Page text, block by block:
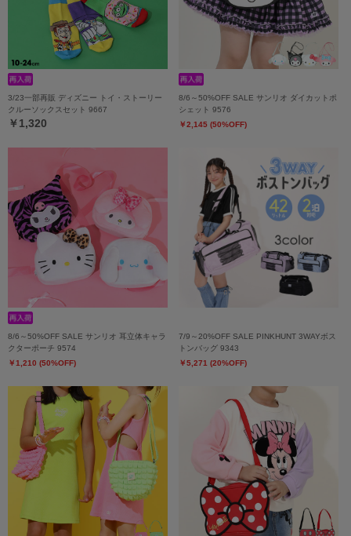
3/23一部再販 ディズニー トイ・ストーリー
クルーソックスセット 9667
￥1,320
8/6～50%OFF SALE サンリオ ダイカットポ
シェット 9576
￥2,145 (50%OFF)
8/6～50%OFF SALE サンリオ 耳立体キャラ
クターポーチ 9574
￥1,210 (50%OFF)
7/9～20%OFF SALE PINKHUNT 3WAYボス
トンバッグ 9343
￥5,271 (20%OFF)